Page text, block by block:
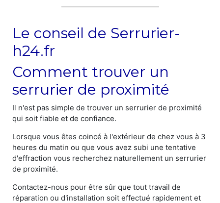
Le conseil de Serrurier-
h24.fr
Comment trouver un
serrurier de proximité
Il n'est pas simple de trouver un serrurier de proximité
qui soit fiable et de confiance.
Lorsque vous êtes coincé à l'extérieur de chez vous à 3
heures du matin ou que vous avez subi une tentative
d'effraction vous recherchez naturellement un serrurier
de proximité.
Contactez-nous pour être sûr que tout travail de
réparation ou d'installation soit effectué rapidement et